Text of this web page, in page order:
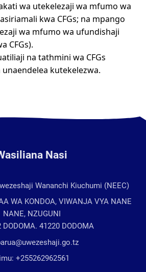
wa utekelezaji wa mfumo wa
kwa CFGs; na mpango
wa mfumo wa ufundishaji
CFGs).
na tathmini wa CFGs
kutekelezwa.
Nasi
Wananchi Kiuchumi (NEEC)
WA KONDOA, VIWANJA VYA NANE
NANE, NZUGUNI
DODOMA. 41220 DODOMA
+255262962561